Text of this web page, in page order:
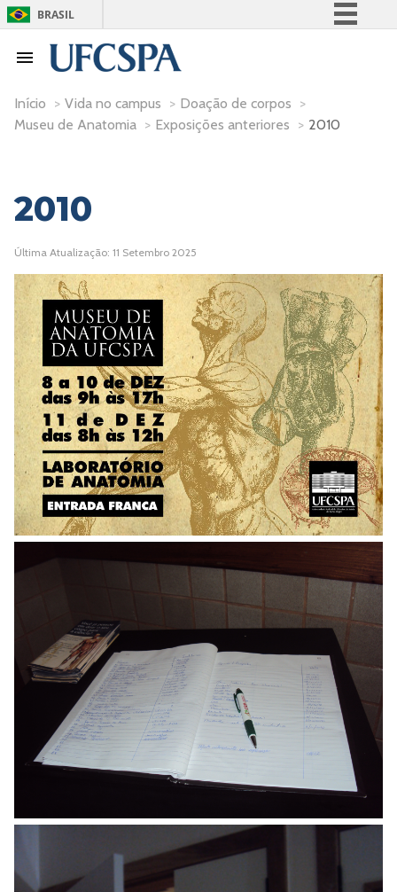
BRASIL
Participe
Acesso à informação
Início > Vida no campus > Doação de corpos >
Museu de Anatomia > Exposições anteriores > 2010
2010
Última Atualização: 11 Setembro 2025